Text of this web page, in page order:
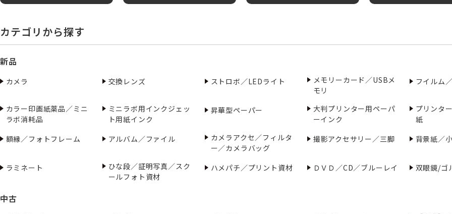
カテゴリから探す
新品
カメラ 交換レンズ ストロボ／LEDライト
メモリーカード／USBメ
モリ
フイルム
カラー印画紙薬品／ミニ
ラボ消耗品
ミニラボ用インクジェッ
ト用紙インク
昇華型ペーパー
大判プリンター用ペーパ
ーインク
プリンタ
紙
額縁／フォトフレーム
アルバム／ファイル
カメラアクセ／フィルタ
ー／カメラバッグ
撮影アクセサリー／三脚 背景紙／
ラミネート
ひな段／証明写真／スク
ールフォト資材
ハメパチ／プリント資材 ＤＶＤ／CD／ブルーレイ 双眼鏡/ゴ
中古